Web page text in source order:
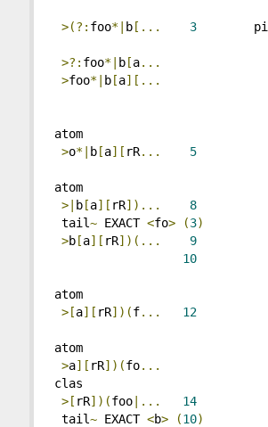
>(?: foo*| b[... 3
>?: foo*| b[a...
>foo*| b[a][...
atom
>o*| b[a][ rR... 5
atom
>|
b[a][ rR])...
8
tail~ EXACT <fo> (3)
>b[a][ rR])(... 9
10
atom
>[a][ rR])(f... 12
atom
>a][ rR])(fo...
clas
>[ rR])(foo|...
14
tail~ EXACT <b> (10)